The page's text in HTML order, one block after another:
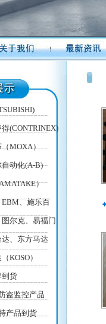
(CONTRINEX)
（MOXA）
动化(A-B)
）
EBM、施乐百
尔克、易福门
、东方马达
KOSO）
到货
盗监控产品
产品到货